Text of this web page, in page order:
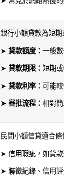
銀行小額貸款為短
➤ 貸款額度： 一般
➤ 貸款期限： 短期
➤ 貸款利率： 可能
➤ 審批流程： 相對
民間小額信貸適合
➤ 信用瑕疵，如貸款
➤ 聯徵紀錄、信用評